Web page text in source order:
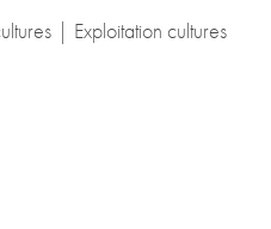
| Exploitation cultures